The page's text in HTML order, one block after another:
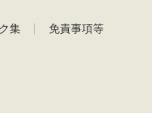
集 免責事項等